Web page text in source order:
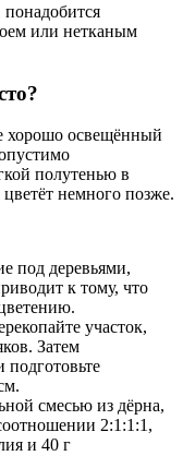
или нетканым
хорошо освещённый
полутенью в
немного позже.
под деревьями,
к тому, что
участок,
Затем
подготовьте
смесью из дёрна,
2:1:1:1,
и 40 г